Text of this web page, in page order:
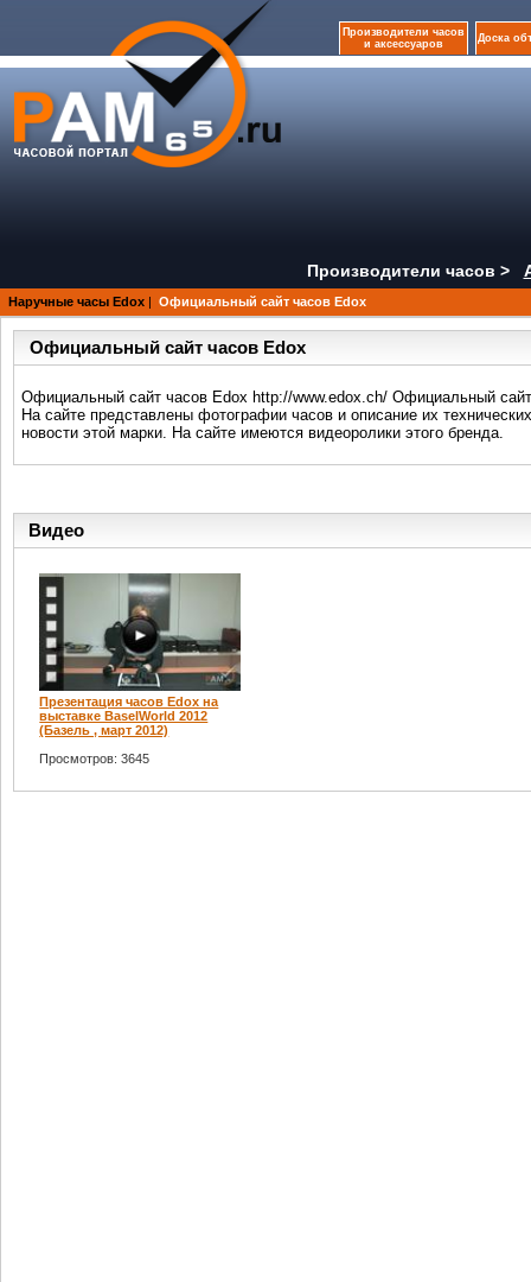
Производители часов
и аксессуаров
Доска
Производители часов >
Наручные часы Edox | Официальный сайт часов Edox
Официальный сайт часов Edox
Официальный сайт часов Edox http://www.edox.ch/ Официальный
На сайте представлены фотографии часов и описание их
новости этой марки. На сайте имеются видеоролики этого бренда.
Видео
Презентация часов Edox на
выставке BaselWorld 2012
(Базель , март 2012)
Просмотров: 3645